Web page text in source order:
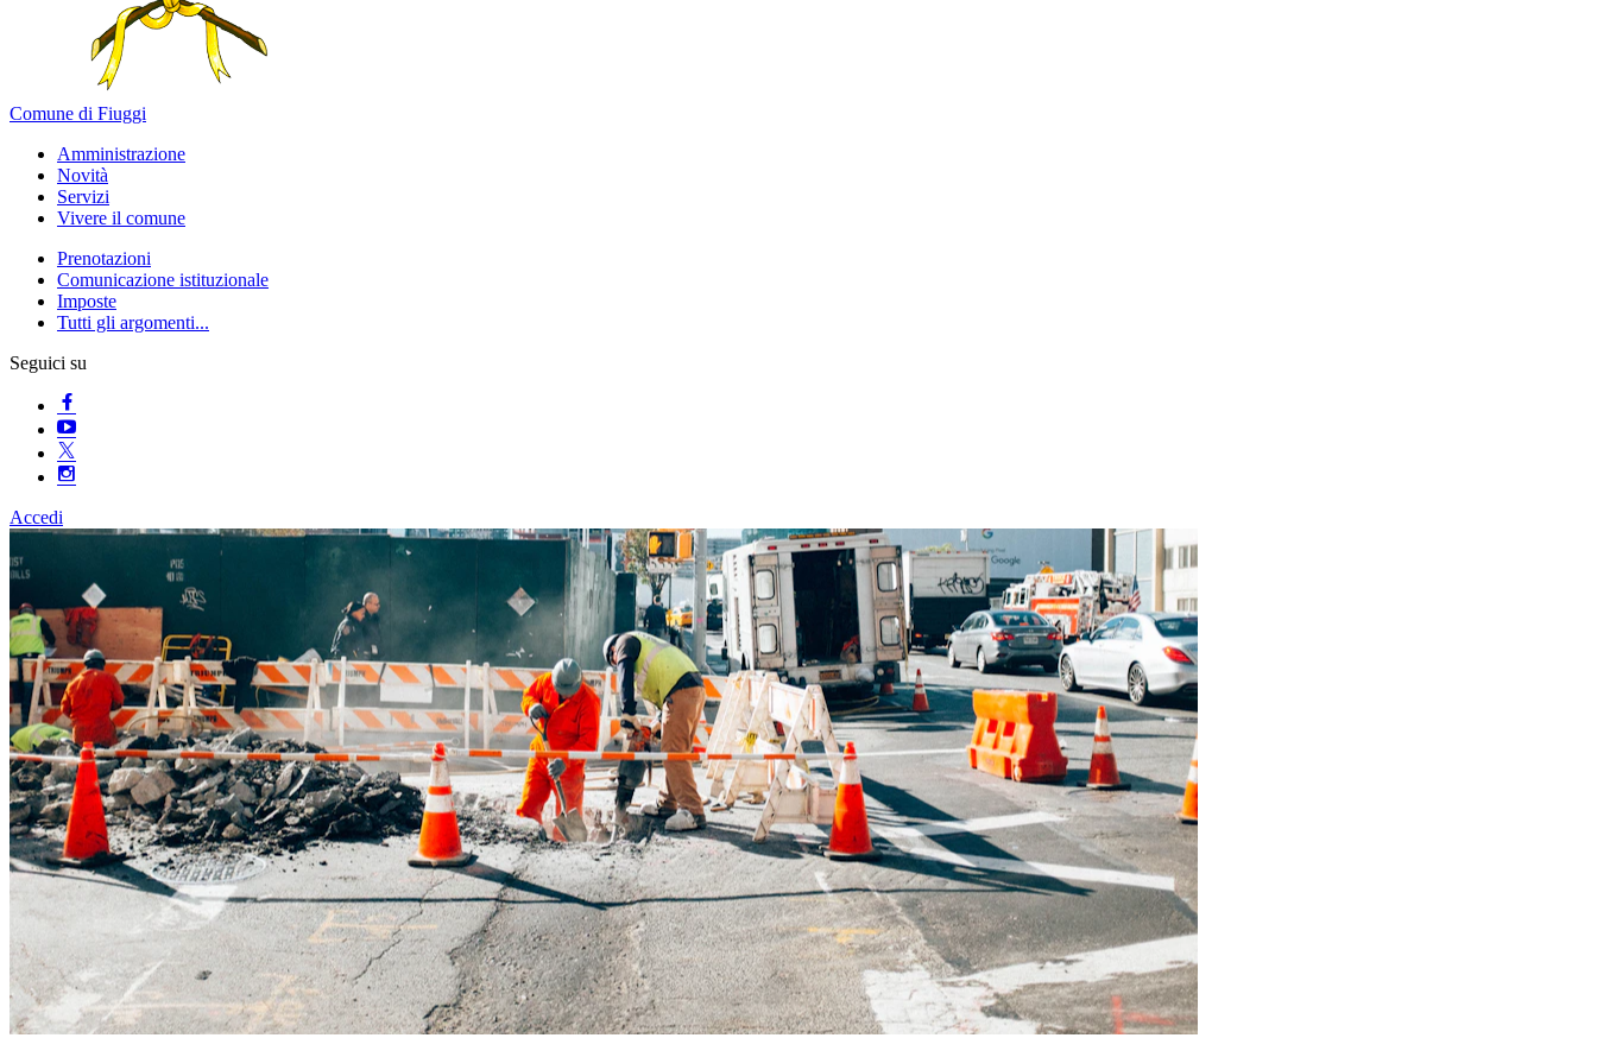
Comune di Fiuggi
Amministrazione
Novità
Servizi
Vivere il comune
Prenotazioni
Comunicazione istituzionale
Imposte
Tutti gli argomenti...
Seguici su
Accedi